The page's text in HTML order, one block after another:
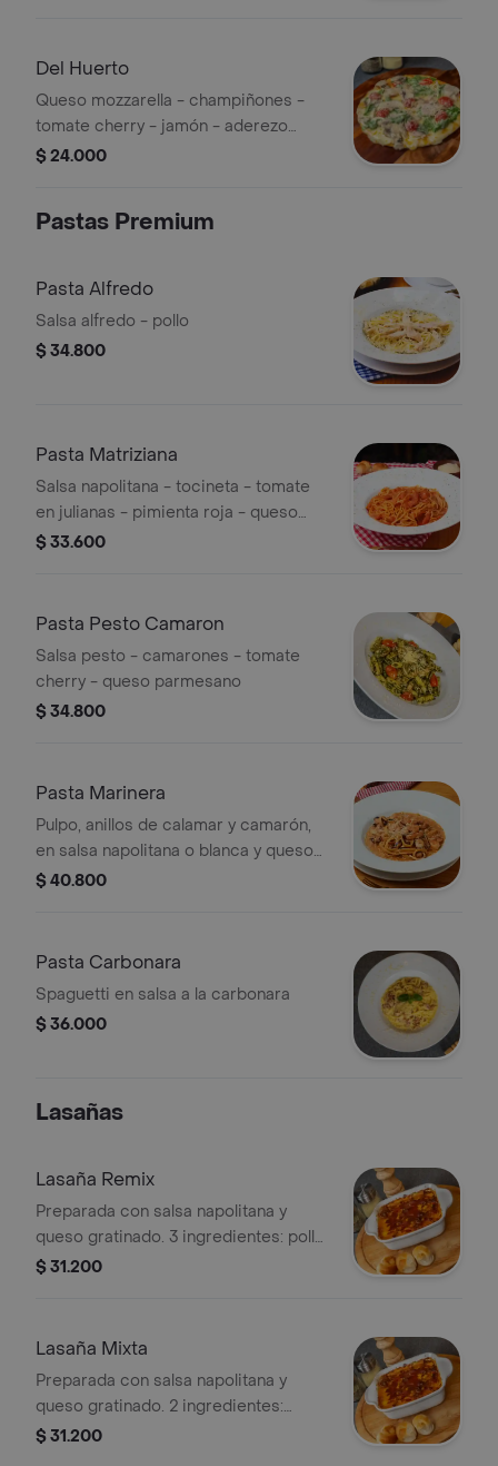
Del Huerto
Queso mozzarella - champiñones -
tomate cherry - jamón - aderezo
césar - rúgula
$ 24.000
Pastas Premium
Pasta Alfredo
Salsa alfredo - pollo
$ 34.800
Pasta Matriziana
Salsa napolitana - tocineta - tomate
en julianas - pimienta roja - queso
parmesano
$ 33.600
Pasta Pesto Camaron
Salsa pesto - camarones - tomate
cherry - queso parmesano
$ 34.800
Pasta Marinera
Pulpo, anillos de calamar y camarón,
en salsa napolitana o blanca y queso
parmesano
$ 40.800
Pasta Carbonara
Spaguetti en salsa a la carbonara
$ 36.000
Lasañas
Lasaña Remix
Preparada con salsa napolitana y
queso gratinado. 3 ingredientes: pollo,
carne y champiñones.
$ 31.200
Lasaña Mixta
Preparada con salsa napolitana y
queso gratinado. 2 ingredientes:
pollo-carne, pollo-champiñones,
$ 31.200